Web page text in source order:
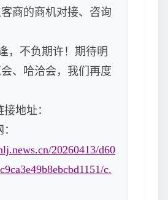
商的商机对接、咨询
，不负期许！期待明
、哈洽会，我们再度
地址：
20260413/d60
c.